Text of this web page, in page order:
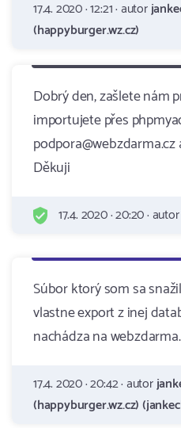
17.4. 2020 · 12:21 · autor
(happyburger.wz.cz)
Dobrý den, zašlete nám
importujete přes
Děkuji
17.4. 2020 · 20:20 ·
Súbor ktorý som sa
vlastne export z inej
nachádza na
17.4. 2020 · 20:42 · autor
(happyburger.wz.cz)